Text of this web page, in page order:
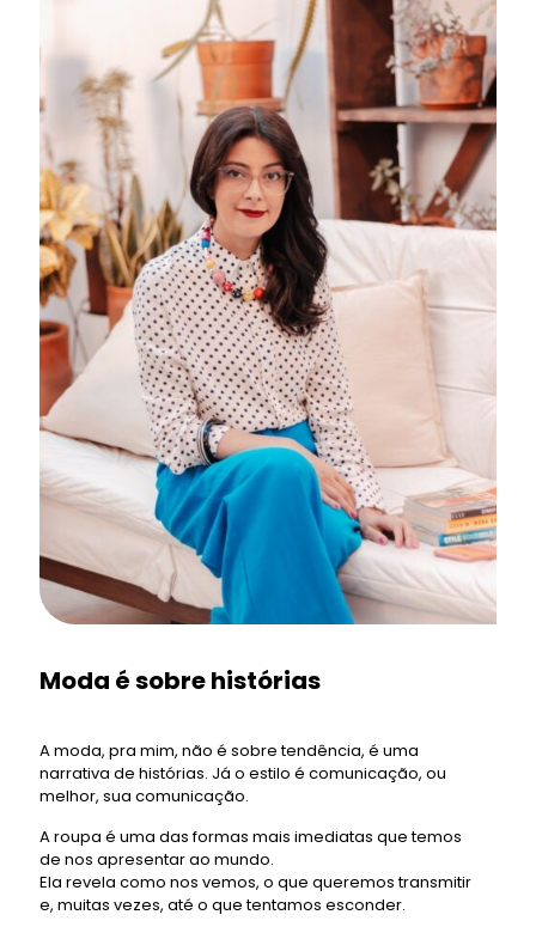
Moda é sobre histórias
A moda, pra mim, não é sobre tendência, é uma
narrativa de histórias. Já o estilo é comunicação, ou
melhor, sua comunicação.
A roupa é uma das formas mais imediatas que temos
de nos apresentar ao mundo.
Ela revela como nos vemos, o que queremos transmitir
e, muitas vezes, até o que tentamos esconder.